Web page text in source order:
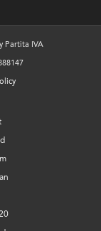
Partita IVA